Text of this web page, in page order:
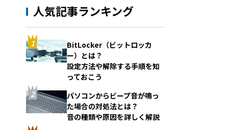
人気記事ランキング
BitLocker（ビットロッカ
ー）とは？
設定方法や解除する手順を知
っておこう
パソコンからビープ音が鳴っ
た場合の対処法とは？
音の種類や原因を詳しく解説